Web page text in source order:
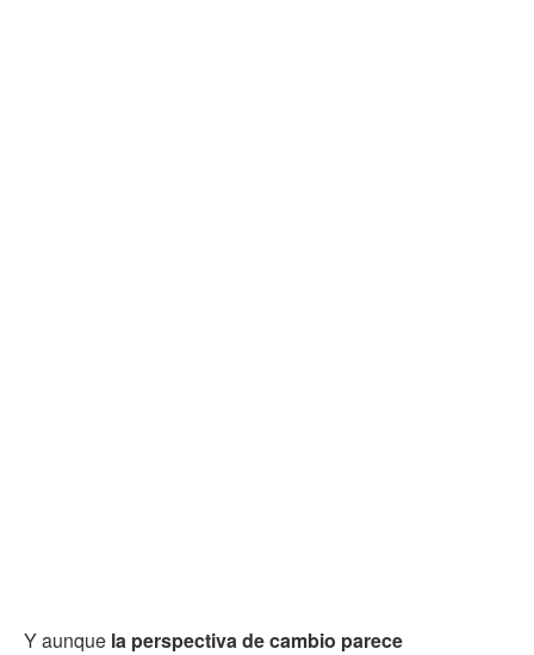
Y aunque la perspectiva de cambio parece